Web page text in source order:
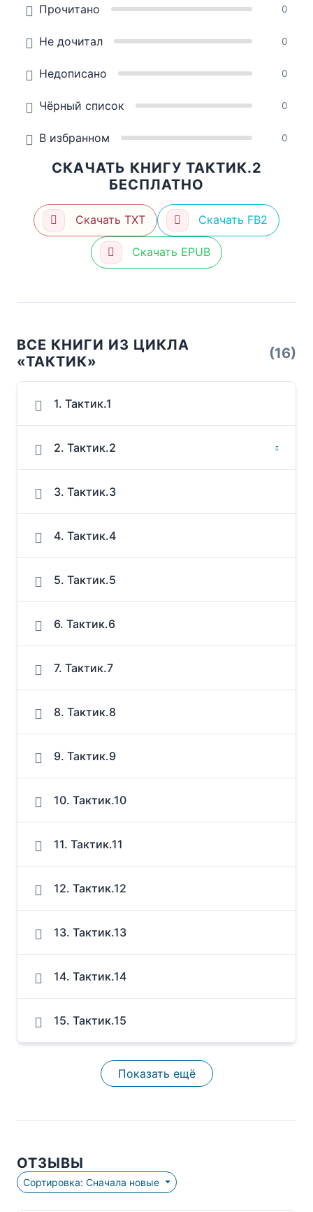
Прочитано 0
Не дочитал 0
Недописано 0
Чёрный список 0
В избранном 0
СКАЧАТЬ КНИГУ ТАКТИК.2
БЕСПЛАТНО
Скачать TXT Скачать FB2
Скачать EPUB
ВСЕ КНИГИ ИЗ ЦИКЛА
«ТАКТИК»
(16)
1. Тактик.1
2. Тактик.2
3. Тактик.3
4. Тактик.4
5. Тактик.5
6. Тактик.6
7. Тактик.7
8. Тактик.8
9. Тактик.9
10. Тактик.10
11. Тактик.11
12. Тактик.12
13. Тактик.13
14. Тактик.14
15. Тактик.15
Показать ещё
ОТЗЫВЫ
Сортировка: Сначала новые